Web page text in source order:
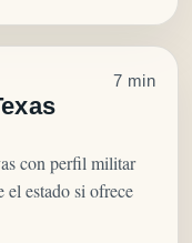
7 min
con perfil militar
el estado si ofrece